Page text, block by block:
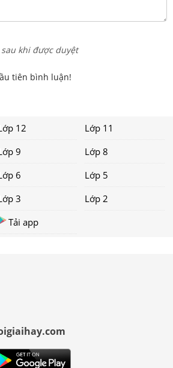
khi được duyệt
tiên bình luận!
12
Lớp 11
9
Lớp 8
6
Lớp 5
3
Lớp 2
Tải app